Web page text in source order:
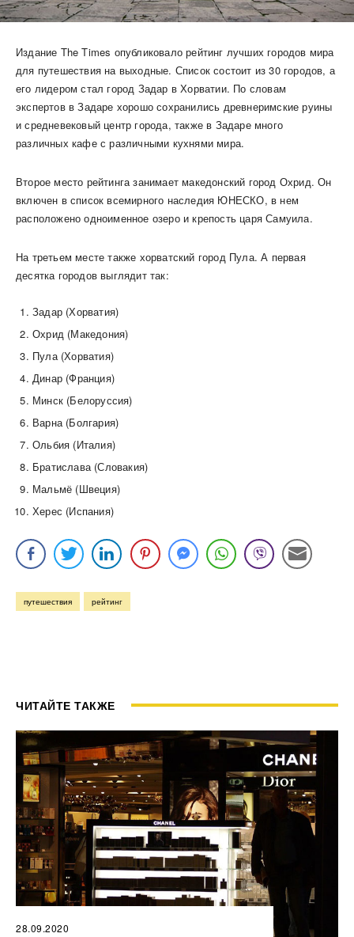
Издание The Times опубликовало рейтинг лучших городов мира
для путешествия на выходные. Список состоит из 30 городов, а
его лидером стал город Задар в Хорватии. По словам
экспертов в Задаре хорошо сохранились древнеримские руины
и средневековый центр города, также в Задаре много
различных кафе с различными кухнями мира.
Второе место рейтинга занимает македонский город Охрид. Он
включен в список всемирного наследия ЮНЕСКО, в нем
расположено одноименное озеро и крепость царя Самуила.
На третьем месте также хорватский город Пула. А первая
десятка городов выглядит так:
Задар (Хорватия)
Охрид (Македония)
Пула (Хорватия)
Динар (Франция)
Минск (Белоруссия)
Варна (Болгария)
Ольбия (Италия)
Братислава (Словакия)
Мальмё (Швеция)
Херес (Испания)
путешествия рейтинг
ЧИТАЙТЕ ТАКЖЕ
28.09.2020